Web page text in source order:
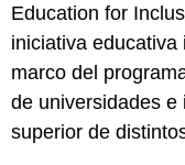
Education for
iniciativa
marco del
de universidades e
superior de